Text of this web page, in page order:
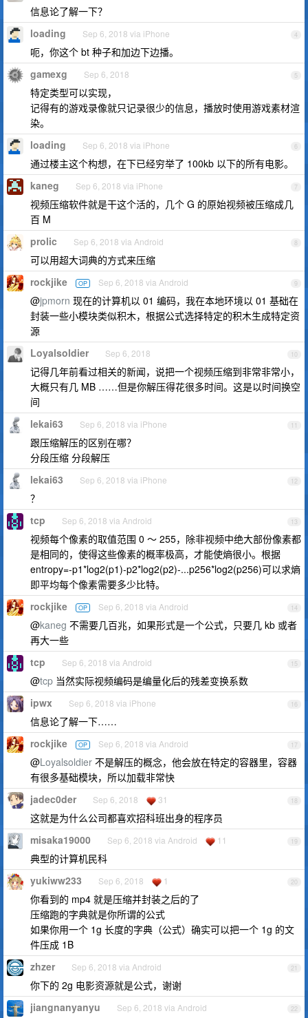
信息论了解一下？
4
loading Sep 6, 2018 via iPhone
呃，你这个 bt 种子和加边下边播。
5
gamexg Sep 6, 2018
特定类型可以实现，
记得有的游戏录像就只记录很少的信息，播放时使用游戏素材渲
染。
6
loading Sep 6, 2018 via iPhone
通过楼主这个构想，在下已经穷举了 100kb 以下的所有电影。
7
kaneg Sep 6, 2018 via iPhone
视频压缩软件就是干这个活的，几个 G 的原始视频被压缩成几
百 M
8
prolic Sep 6, 2018 via Android
可以用超大词典的方式来压缩
9
rockjike OP Sep 6, 2018 via Android
@jpmorn 现在的计算机以 01 编码，我在本地环境以 01 基础在
封装一些小模块类似积木，根据公式选择特定的积木生成特定资
源
10
Loyalsoldier Sep 6, 2018
记得几年前看过相关的新闻，说把一个视频压缩到非常非常小，
大概只有几 MB ……但是你解压得花很多时间。这是以时间换空
间
11
lekai63 Sep 6, 2018 via iPhone
跟压缩解压的区别在哪？
分段压缩 分段解压
12
lekai63 Sep 6, 2018 via iPhone
？
13
tcp Sep 6, 2018 via Android
视频每个像素的取值范围 0 ～ 255，除非视频中绝大部份像素都
是相同的，使得这些像素的概率极高，才能使熵很小。根据
entropy=-p1*log2(p1)-p2*log2(p2)-...p256*log2(p256)可以求熵
即平均每个像素需要多少比特。
14
rockjike OP Sep 6, 2018 via Android
@kaneg 不需要几百兆，如果形式是一个公式，只要几 kb 或者
再大一些
15
tcp Sep 6, 2018 via Android
@tcp 当然实际视频编码是编量化后的残差变换系数
16
ipwx Sep 6, 2018 via iPhone
信息论了解一下……
17
rockjike OP Sep 6, 2018 via Android
@Loyalsoldier 不是解压的概念，他会放在特定的容器里，容器
有很多基础模块，所以加载非常快
18
jadec0der Sep 6, 2018 31
这就是为什么公司都喜欢招科班出身的程序员
19
misaka19000 Sep 6, 2018 via Android 11
典型的计算机民科
20
yukiww233 Sep 6, 2018 1
你看到的 mp4 就是压缩并封装之后的了
压缩跑的字典就是你所谓的公式
如果你用一个 1g 长度的字典（公式）确实可以把一个 1g 的文
件压成 1B
21
zhzer Sep 6, 2018 via Android
你下的 2g 电影资源就是公式，谢谢
22
jiangnanyanyu Sep 6, 2018 via Android